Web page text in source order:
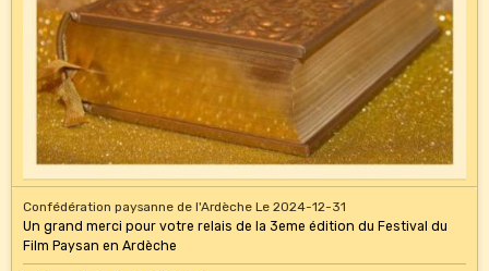
Confédération paysanne de l'Ardèche Le 2024-12-31
Un grand merci pour votre relais de la 3eme édition du Festival du
Film Paysan en Ardèche